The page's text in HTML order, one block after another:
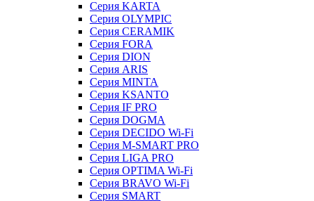
Серия KARTA
Серия OLYMPIC
Серия CERAMIK
Серия FORA
Серия DION
Серия ARIS
Серия MINTA
Серия KSANTO
Серия IF PRO
Серия DOGMA
Серия DECIDO Wi-Fi
Серия M-SMART PRO
Серия LIGA PRO
Серия OPTIMA Wi-Fi
Серия BRAVO Wi-Fi
Серия SMART